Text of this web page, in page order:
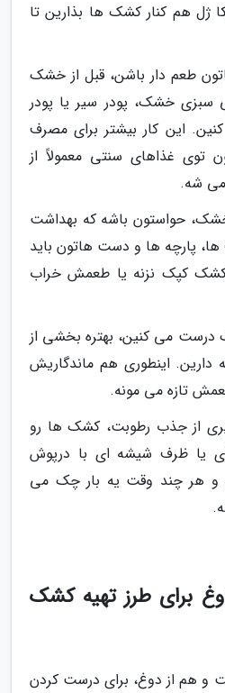
ژل هم کنار کشک ها بذارین تا
طعم دار باشن، قبل از خشک
سبزی خشک، پودر سیر یا پودر
این کار بیشتر برای مصرف
غذاهای سنتی معمولاً از
شه.
حواستون باشه که بهداشت
پارچه ها و دست هاتون باید
کشک کپک نزنه یا طعمش خراب
می کنین، بهتره بخشی از
دارین. اینطوری هم ماندگاریش
تازه می مونه.
از جذب رطوبت، کشک ها رو
یا ظرف شیشه ای با درپوش
و هر چند وقت یه بار چک می
برای طرز تهیه کشک
و هم از دوغ، برای درست کردن